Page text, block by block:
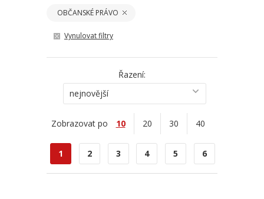
OBČANSKÉ PRÁVO
Vynulovat filtry
Řazení:
nejnovější
Zobrazovat po 10 20 30 40
1 2 3 4 5 6